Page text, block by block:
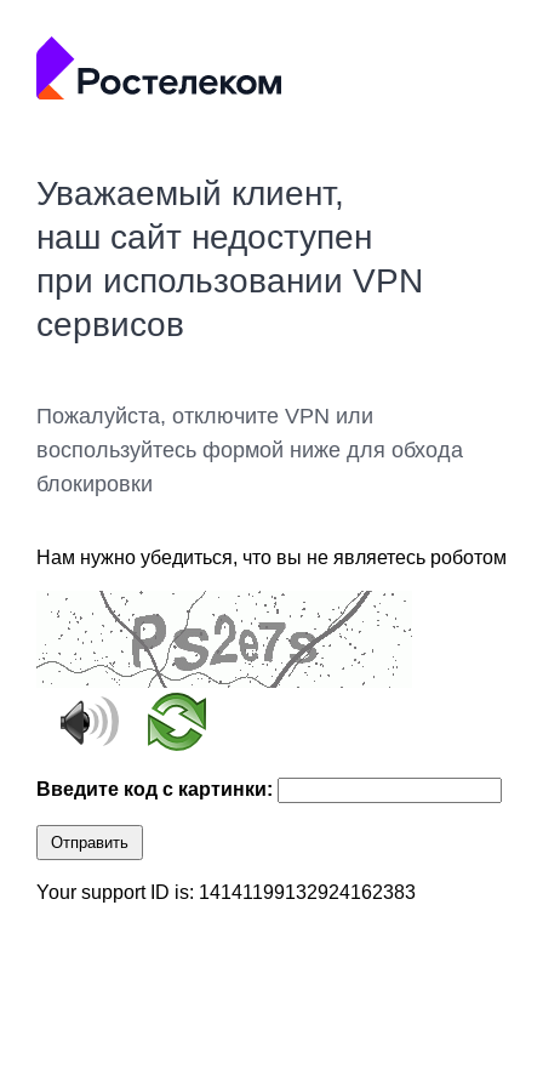
Уважаемый клиент,
наш сайт недоступен
при использовании VPN
сервисов
Пожалуйста, отключите VPN или
воспользуйтесь формой ниже для обхода
блокировки
Нам нужно убедиться, что вы не являетесь роботом
Введите код с картинки:
Отправить
Your support ID is: 14141199132924162383